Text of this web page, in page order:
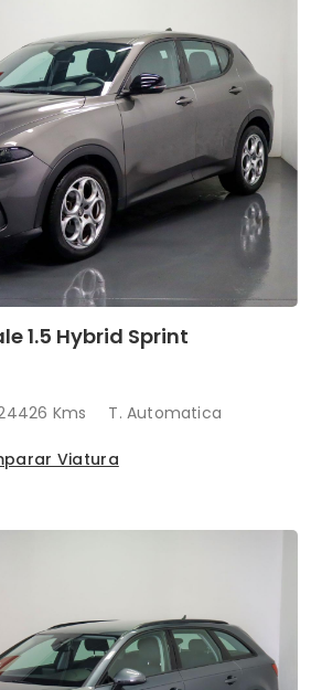
1.5 Hybrid Sprint
Kms T. Automatica
Viatura